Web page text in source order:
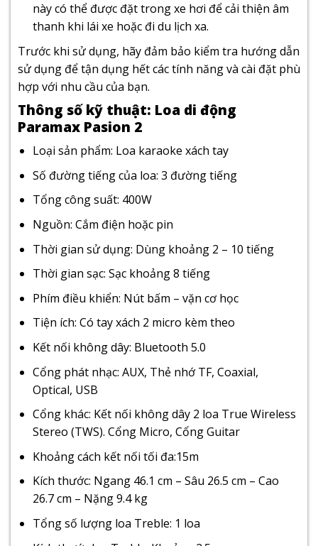
này có thể được đặt trong xe hơi để cải thiện âm
thanh khi lái xe hoặc đi du lịch xa.
Trước khi sử dụng, hãy đảm bảo kiểm tra hướng dẫn
sử dụng để tận dụng hết các tính năng và cài đặt phù
hợp với nhu cầu của bạn.
Thông số kỹ thuật: Loa di động
Paramax Pasion 2
Loại sản phẩm: Loa karaoke xách tay
Số đường tiếng của loa: 3 đường tiếng
Tổng công suất: 400W
Nguồn: Cắm điện hoặc pin
Thời gian sử dụng: Dùng khoảng 2 – 10 tiếng
Thời gian sạc: Sạc khoảng 8 tiếng
Phím điều khiển: Nút bấm – vặn cơ học
Tiện ích: Có tay xách 2 micro kèm theo
Kết nối không dây: Bluetooth 5.0
Cổng phát nhạc: AUX, Thẻ nhớ TF, Coaxial,
Optical, USB
Cổng khác: Kết nối không dây 2 loa True Wireless
Stereo (TWS). Cổng Micro, Cổng Guitar
Khoảng cách kết nối tối đa:15m
Kích thước: Ngang 46.1 cm – Sâu 26.5 cm – Cao
26.7 cm – Nặng 9.4 kg
Tổng số lượng loa Treble: 1 loa